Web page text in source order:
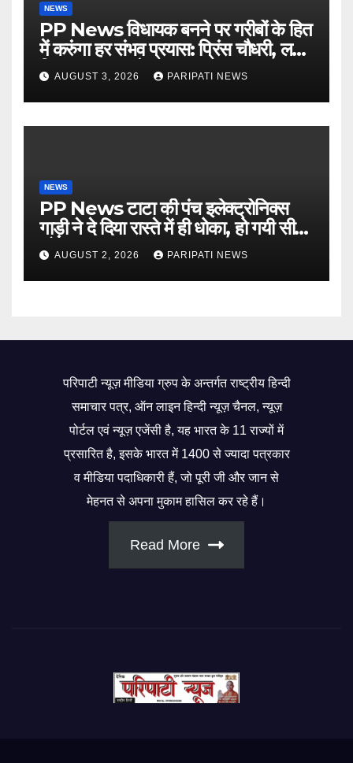
NEWS
PP News विधायक बनने पर गरीबों के हित
में करुंगा हर संभव प्रयास: प्रिंस चौधरी, लगाई
किसान मजदूर चौपाल
AUGUST 3, 2026 PARIPATI NEWS
NEWS
PP News टाटा की पंच इलेक्ट्रोनिक्स
गाड़ी ने दे दिया रास्ते में ही धोका, हो गयी सीज,
जो सब बताया झूठ
AUGUST 2, 2026 PARIPATI NEWS
परिपाटी न्यूज़ मीडिया ग्रुप के अन्तर्गत राष्ट्रीय हिन्दी
समाचार पत्र, ऑन लाइन हिन्दी न्यूज़ चैनल, न्यूज़
पोर्टल एवं न्यूज़ एजेंसी है, यह भारत के 11 राज्यों में
प्रसारित है, इसके भारत में 1400 से ज्यादा पत्रकार
व मीडिया पदाधिकारी हैं, जो पूरी जी और जान से
मेहनत से अपना मुकाम हासिल कर रहे हैं।
Read More